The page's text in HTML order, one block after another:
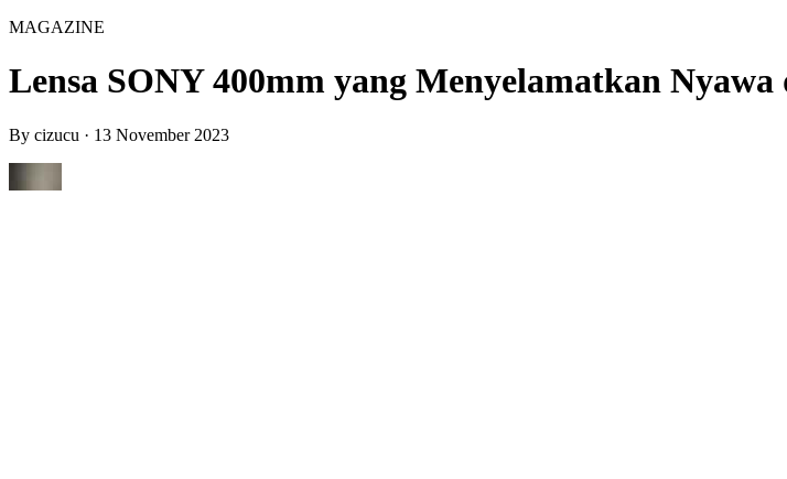
MAGAZINE
Lensa SONY 400mm yang Menyelamatkan
By cizucu · 13 November 2023